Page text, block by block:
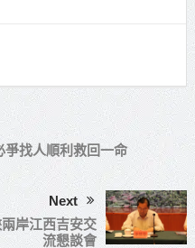
找人順利救回一命
Next
岸江西吉安交
流懇談會